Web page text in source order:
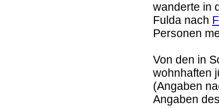
wanderte in
Fulda nach
Personen
Von den in
wohnhaften
(Angaben
Angaben